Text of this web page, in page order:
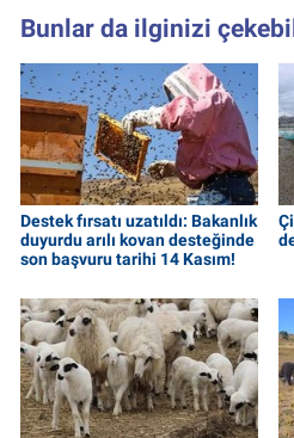
Bunlar da ilginizi
Destek fırsatı uzatıldı: Bakanlık
duyurdu arılı kovan desteğinde
son başvuru tarihi 14 Kasım!